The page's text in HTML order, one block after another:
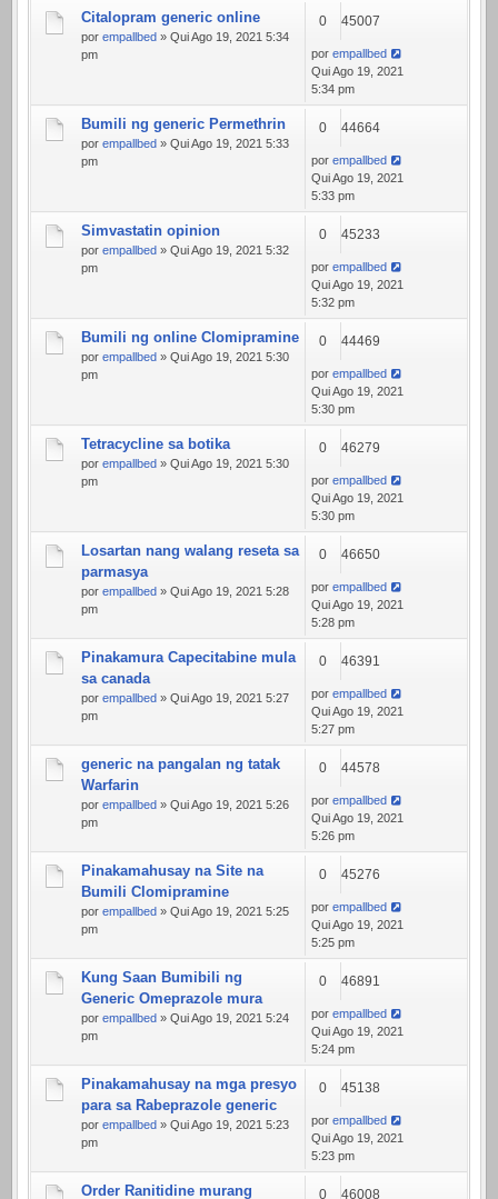
Citalopram generic online
por empallbed » Qui Ago 19, 2021 5:34
pm
0 45007
por empallbed
Qui Ago 19, 2021
5:34 pm
Bumili ng generic Permethrin
por empallbed » Qui Ago 19, 2021 5:33
pm
0 44664
por empallbed
Qui Ago 19, 2021
5:33 pm
Simvastatin opinion
por empallbed » Qui Ago 19, 2021 5:32
pm
0 45233
por empallbed
Qui Ago 19, 2021
5:32 pm
Bumili ng online Clomipramine
por empallbed » Qui Ago 19, 2021 5:30
pm
0 44469
por empallbed
Qui Ago 19, 2021
5:30 pm
Tetracycline sa botika
por empallbed » Qui Ago 19, 2021 5:30
pm
0 46279
por empallbed
Qui Ago 19, 2021
5:30 pm
Losartan nang walang reseta sa
parmasya
por empallbed » Qui Ago 19, 2021 5:28
pm
0 46650
por empallbed
Qui Ago 19, 2021
5:28 pm
Pinakamura Capecitabine mula
sa canada
por empallbed » Qui Ago 19, 2021 5:27
pm
0 46391
por empallbed
Qui Ago 19, 2021
5:27 pm
generic na pangalan ng tatak
Warfarin
por empallbed » Qui Ago 19, 2021 5:26
pm
0 44578
por empallbed
Qui Ago 19, 2021
5:26 pm
Pinakamahusay na Site na
Bumili Clomipramine
por empallbed » Qui Ago 19, 2021 5:25
pm
0 45276
por empallbed
Qui Ago 19, 2021
5:25 pm
Kung Saan Bumibili ng
Generic Omeprazole mura
por empallbed » Qui Ago 19, 2021 5:24
pm
0 46891
por empallbed
Qui Ago 19, 2021
5:24 pm
Pinakamahusay na mga presyo
para sa Rabeprazole generic
por empallbed » Qui Ago 19, 2021 5:23
pm
0 45138
por empallbed
Qui Ago 19, 2021
5:23 pm
Order Ranitidine murang
0 46008